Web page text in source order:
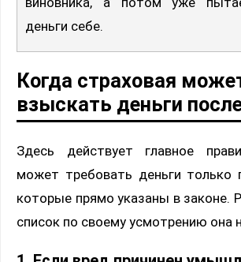
деньги себе.
Когда страховая
взыскать деньги
Здесь действует главное
может требовать деньги только
которые прямо указаны в законе.
список по своему усмотрению она